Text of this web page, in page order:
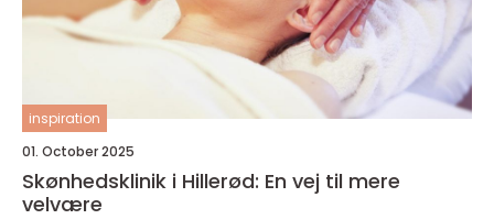
inspiration
01. October 2025
Skønhedsklinik i Hillerød: En vej til mere
velvære